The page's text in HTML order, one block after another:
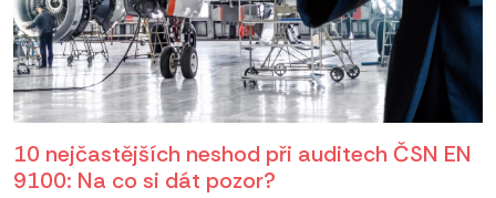
10 nejčastějších neshod při auditech ČSN EN
9100: Na co si dát pozor?